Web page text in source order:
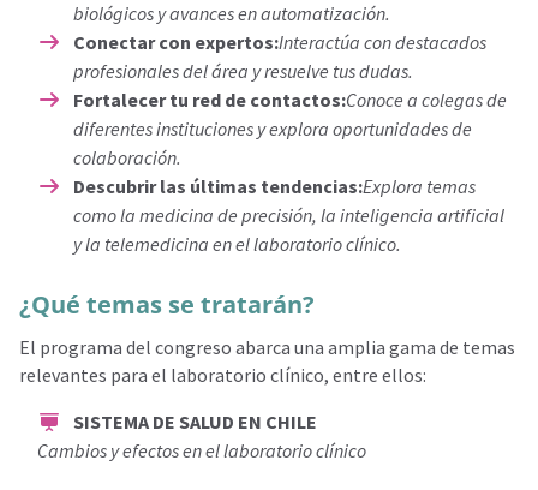
biológicos y avances en automatización.
Conectar con expertos:Interactúa con destacados
profesionales del área y resuelve tus dudas.
Fortalecer tu red de contactos:Conoce a colegas de
diferentes instituciones y explora oportunidades de
colaboración.
Descubrir las últimas tendencias:Explora temas
como la medicina de precisión, la inteligencia artificial
y la telemedicina en el laboratorio clínico.
¿Qué temas se tratarán?
El programa del congreso abarca una amplia gama de temas
relevantes para el laboratorio clínico, entre ellos:
SISTEMA DE SALUD EN CHILE
Cambios y efectos en el laboratorio clínico